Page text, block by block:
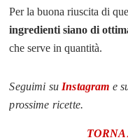
Per la buona riuscita di
ingredienti siano di
che serve in quantità.
Seguimi su Instagram e
prossime ricette.